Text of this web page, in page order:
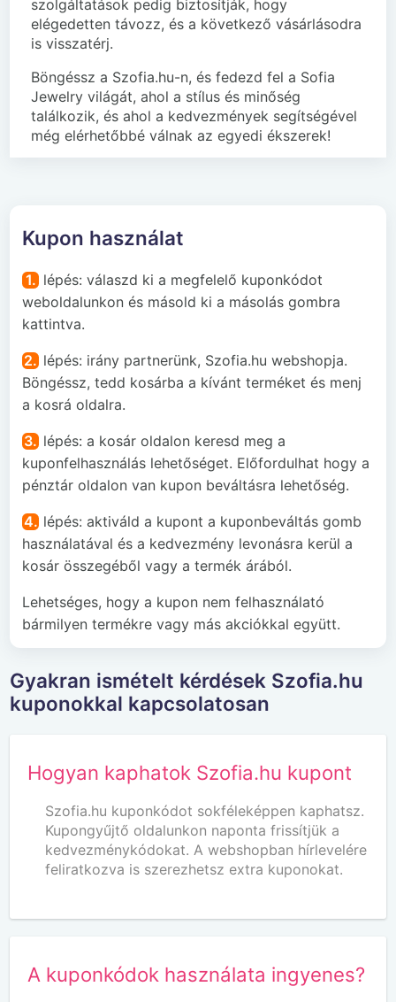
szolgáltatások pedig biztosítják, hogy
elégedetten távozz, és a következő vásárlásodra
is visszatérj.
Böngéssz a Szofia.hu-n, és fedezd fel a Sofia
Jewelry világát, ahol a stílus és minőség
találkozik, és ahol a kedvezmények segítségével
még elérhetőbbé válnak az egyedi ékszerek!
Kupon használat
1. lépés: válaszd ki a megfelelő kuponkódot
weboldalunkon és másold ki a másolás gombra
kattintva.
2. lépés: irány partnerünk, Szofia.hu webshopja.
Böngéssz, tedd kosárba a kívánt terméket és menj
a kosrá oldalra.
3. lépés: a kosár oldalon keresd meg a
kuponfelhasználás lehetőséget. Előfordulhat hogy a
pénztár oldalon van kupon beváltásra lehetőség.
4. lépés: aktiváld a kupont a kuponbeváltás gomb
használatával és a kedvezmény levonásra kerül a
kosár összegéből vagy a termék árából.
Lehetséges, hogy a kupon nem felhasználató
bármilyen termékre vagy más akciókkal együtt.
Gyakran ismételt kérdések Szofia.hu
kuponokkal kapcsolatosan
Hogyan kaphatok Szofia.hu kupont
Szofia.hu kuponkódot sokféleképpen kaphatsz.
Kupongyűjtő oldalunkon naponta frissítjük a
kedvezménykódokat. A webshopban hírlevelére
feliratkozva is szerezhetsz extra kuponokat.
A kuponkódok használata ingyenes?